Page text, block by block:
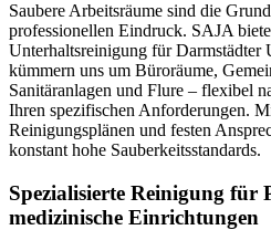
Saubere Arbeitsräume sind die
professionellen Eindruck. SAJA
Unterhaltsreinigung für Darmstädter
kümmern uns um Büroräume,
Sanitäranlagen und Flure – flexibel
Ihren spezifischen Anforderungen.
Reinigungsplänen und festen
konstant hohe Sauberkeitsstandards.
Spezialisierte Reinigung für
medizinische Einrichtungen